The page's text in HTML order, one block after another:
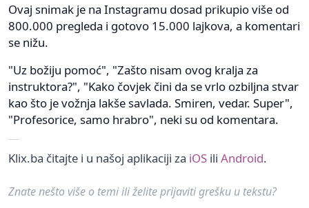
Ovaj snimak je na Instagramu dosad prikupio više od
800.000 pregleda i gotovo 15.000 lajkova, a komentari
se nižu.
"Uz božiju pomoć", "Zašto nisam ovog kralja za
instruktora?", "Kako čovjek čini da se vrlo ozbiljna stvar
kao što je vožnja lakše savlada. Smiren, vedar. Super",
"Profesorice, samo hrabro", neki su od komentara.
Klix.ba čitajte i u našoj aplikaciji za iOS ili Android.
Znate nešto više o temi ili želite prijaviti grešku u tekstu?